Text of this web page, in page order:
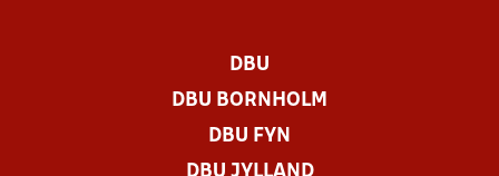
DBU
DBU BORNHOLM
DBU FYN